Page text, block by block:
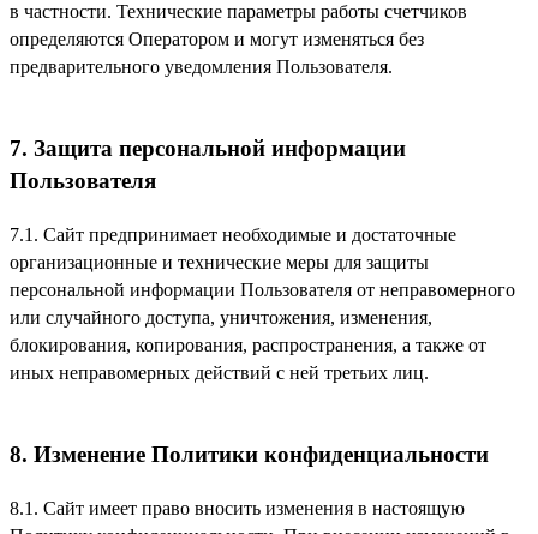
в частности. Технические параметры работы счетчиков
определяются Оператором и могут изменяться без
предварительного уведомления Пользователя.
7. Защита персональной информации
Пользователя
7.1. Сайт предпринимает необходимые и достаточные
организационные и технические меры для защиты
персональной информации Пользователя от неправомерного
или случайного доступа, уничтожения, изменения,
блокирования, копирования, распространения, а также от
иных неправомерных действий с ней третьих лиц.
8. Изменение Политики конфиденциальности
8.1. Сайт имеет право вносить изменения в настоящую